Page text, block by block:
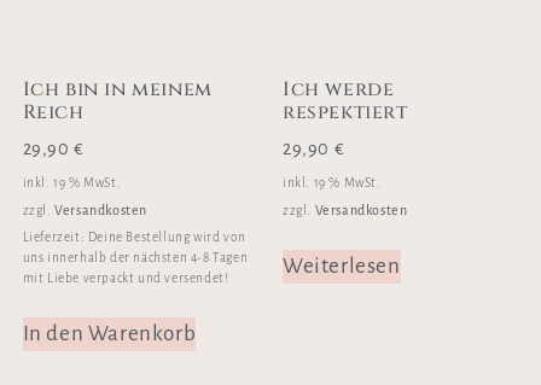
Ich bin in meinem
Reich
29,90€
inkl. 19 % MwSt.
zzgl.Versandkosten
Lieferzeit: Deine Bestellung wird von
uns innerhalb der nächsten 4-8 Tagen
mit Liebe verpackt und versendet!
In den Warenkorb
Ich werde
respektiert
29,90 €
inkl. 19 % MwSt.
zzgl. Versandkosten
Weiterlesen